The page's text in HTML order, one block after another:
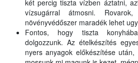
két percig tiszta vízben áztatni,
vízsugárral átmosni. Rovarok,
növényvédőszer maradék lehet
Fontos, hogy tiszta
dolgozzunk. Az ételkészítés
nyers anyagok előkészítése